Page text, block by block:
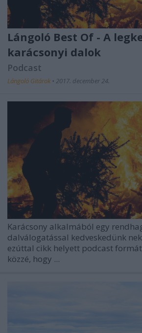
Lángoló Best Of - A
karácsonyi dalok
Podcast
Lángoló Gitárok • 2017. december 24.
Karácsony alkalmából egy
dalválogatással kedveskedünk
ezúttal cikk helyett podcast
közzé, hogy ...